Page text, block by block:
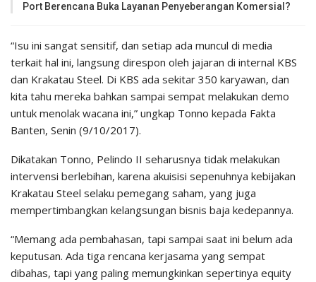
Port Berencana Buka Layanan Penyeberangan Komersial?
“Isu ini sangat sensitif, dan setiap ada muncul di media
terkait hal ini, langsung direspon oleh jajaran di internal KBS
dan Krakatau Steel. Di KBS ada sekitar 350 karyawan, dan
kita tahu mereka bahkan sampai sempat melakukan demo
untuk menolak wacana ini,” ungkap Tonno kepada Fakta
Banten, Senin (9/10/2017).
Dikatakan Tonno, Pelindo II seharusnya tidak melakukan
intervensi berlebihan, karena akuisisi sepenuhnya kebijakan
Krakatau Steel selaku pemegang saham, yang juga
mempertimbangkan kelangsungan bisnis baja kedepannya.
“Memang ada pembahasan, tapi sampai saat ini belum ada
keputusan. Ada tiga rencana kerjasama yang sempat
dibahas, tapi yang paling memungkinkan sepertinya equity